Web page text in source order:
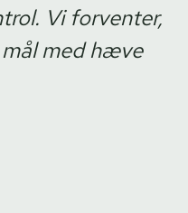
Vi forventer,
med hæve